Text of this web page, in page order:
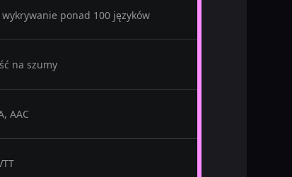
ponad 100 języków
na szumy
AAC